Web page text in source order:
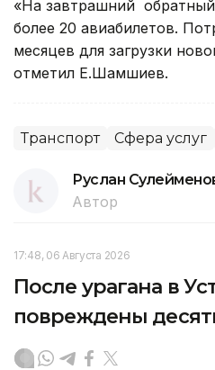
«На завтрашний
более 20 авиабилетов.
месяцев для загрузки
отметил Е.Шамшиев.
Транспорт Сфера услуг
Руслан
Автор
17:48, 06 Августа 2026
После урагана в
повреждены